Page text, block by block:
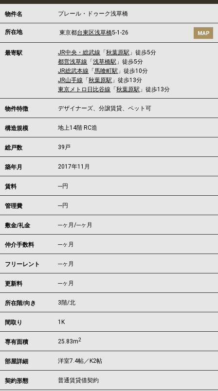
物件名 プレール・ドゥーク浅草橋
所在地 東京都台東区浅草橋5-1-26 MAP
最寄駅 JR中央・総武線 「秋葉原駅 」徒歩5分
都営浅草線 「浅草橋駅 」徒歩5分
JR総武本線 「馬喰町駅 」徒歩10分
JR山手線 「秋葉原駅 」徒歩13分
東京メトロ日比谷線 「秋葉原駅 」徒歩13分
物件特徴 デザイナーズ、分譲賃貸、ペット可
構造規模 地上14階 RC造
総戸数 39戸
築年月 2017年11月
賃料 ---円
管理費 ---円
敷金/礼金 ---ヶ月/---ヶ月
仲介手数料 ---ヶ月
フリーレント ---ヶ月
更新料 ---ヶ月
所在階/向き 3階/北
間取り 1K
専有面積 25.83m2
部屋詳細 洋室7.4帖／K2帖
契約形態 普通賃貸借契約